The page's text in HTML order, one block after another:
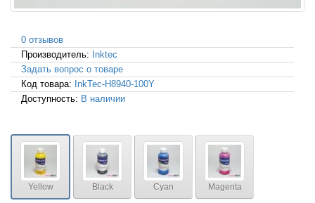
0 отзывов
Производитель: Inktec
Задать вопрос о товаре
Код товара: InkTec-H8940-100Y
Доступность: В наличии
Yellow Black Cyan Magenta